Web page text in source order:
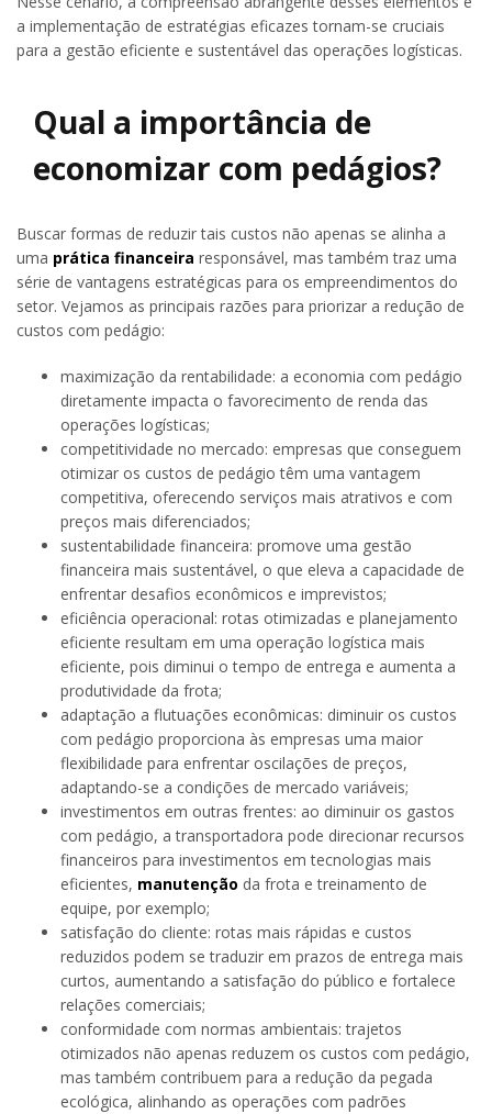
a implementação de estratégias eficazes tornam-se cruciais
para a gestão eficiente e sustentável das operações logísticas.
Qual a importância de
economizar com pedágios?
Buscar formas de reduzir tais custos não apenas se alinha a
uma prática financeira responsável, mas também traz uma
série de vantagens estratégicas para os empreendimentos do
setor. Vejamos as principais razões para priorizar a redução de
custos com pedágio:
maximização da rentabilidade: a economia com pedágio
diretamente impacta o favorecimento de renda das
operações logísticas;
competitividade no mercado: empresas que conseguem
otimizar os custos de pedágio têm uma vantagem
competitiva, oferecendo serviços mais atrativos e com
preços mais diferenciados;
sustentabilidade financeira: promove uma gestão
financeira mais sustentável, o que eleva a capacidade de
enfrentar desafios econômicos e imprevistos;
eficiência operacional: rotas otimizadas e planejamento
eficiente resultam em uma operação logística mais
eficiente, pois diminui o tempo de entrega e aumenta a
produtividade da frota;
adaptação a flutuações econômicas: diminuir os custos
com pedágio proporciona às empresas uma maior
flexibilidade para enfrentar oscilações de preços,
adaptando-se a condições de mercado variáveis;
investimentos em outras frentes: ao diminuir os gastos
com pedágio, a transportadora pode direcionar recursos
financeiros para investimentos em tecnologias mais
eficientes, manutenção da frota e treinamento de
equipe, por exemplo;
satisfação do cliente: rotas mais rápidas e custos
reduzidos podem se traduzir em prazos de entrega mais
curtos, aumentando a satisfação do público e fortalece
relações comerciais;
conformidade com normas ambientais: trajetos
otimizados não apenas reduzem os custos com pedágio,
mas também contribuem para a redução da pegada
ecológica, alinhando as operações com padrões